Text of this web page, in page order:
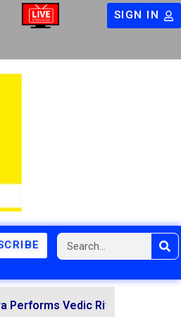
SIGN IN
Vedic Rituals for the
BIHAR
NEWS